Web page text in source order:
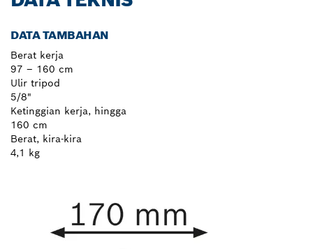
DATA TAMBAHAN
Berat kerja
97 – 160 cm
Ulir tripod
5/8"
Ketinggian kerja, hingga
160 cm
Berat, kira-kira
4,1 kg